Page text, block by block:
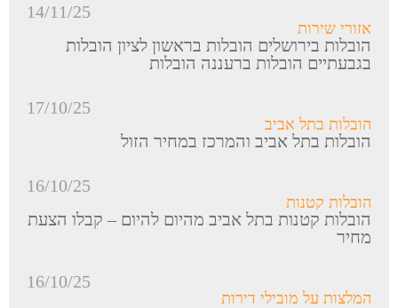
14/11/25
אזורי שירות
הובלות בירושלים הובלות בראשון לציון הובלות
בגבעתיים הובלות ברעננה הובלות
17/10/25
הובלות בתל אביב
הובלות בתל אביב והמרכז במחיר הזול
16/10/25
הובלות קטנות
הובלות קטנות בתל אביב מהיום להיום – קבלו הצעת
מחיר
16/10/25
המלצות על מובילי דירות